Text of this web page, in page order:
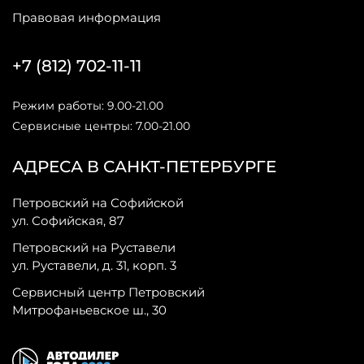
Правовая информация
АДРЕСА В САНКТ-ПЕТЕРБУРГЕ
Петровский на Софийской
ул. Софийская, 87
Петровский на Руставели
ул. Руставели, д. 31, корп. 3
Сервисный центр Петровский
Митрофаньевское ш., 30
+7 (812) 702-11-11
Режим работы: 9.00-21.00
Сервисные центры: 7.00-21.00